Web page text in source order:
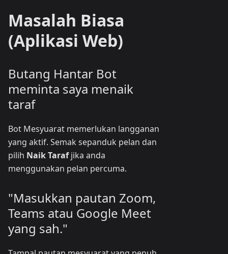
Masalah Biasa
(Aplikasi Web)
Butang Hantar Bot
meminta saya menaik
taraf
Bot Mesyuarat memerlukan langganan
yang aktif. Semak sepanduk pelan dan
pilih Naik Tarafjika anda
menggunakan pelan percuma.
"Masukkan pautan Zoom,
Teams atau Google Meet
yang sah."